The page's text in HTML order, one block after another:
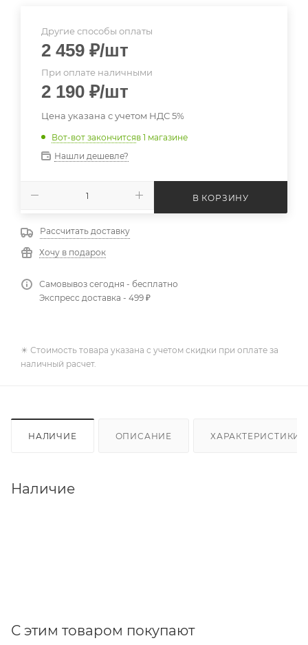
Другие способы оплаты
2 459 ₽/шт
При оплате наличными
2 190 ₽/шт
Цена указана с учетом НДС 5%
Вот-вот закончитсяв 1 магазине
Нашли дешевле?
В КОРЗИНУ
Рассчитать доставку
Хочу в подарок
Самовывоз сегодня - бесплатно
Экспресс доставка - 499 ₽
✴️ Стоимость товара указана с учетом скидки при оплате за
наличный расчет.
НАЛИЧИЕ ОПИСАНИЕ ХАРАКТЕРИСТИКИ
Наличие
С этим товаром покупают